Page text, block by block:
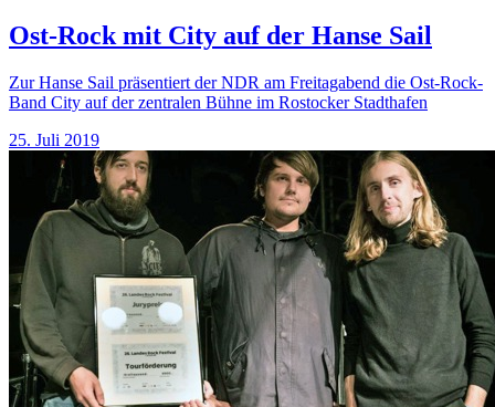
Ost-Rock mit City auf der Hanse Sail
Zur Hanse Sail präsentiert der NDR am Freitagabend die Ost-Rock-
Band City auf der zentralen Bühne im Rostocker Stadthafen
25. Juli 2019